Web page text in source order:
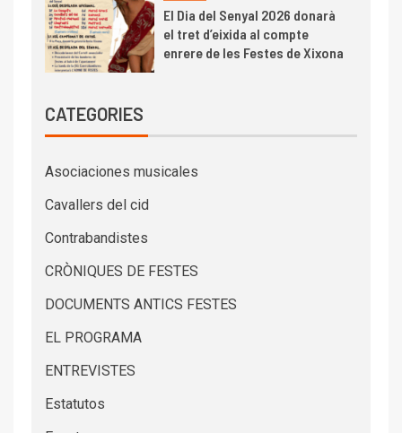
El Dia del Senyal 2026 donarà
el tret d’eixida al compte
enrere de les Festes de Xixona
CATEGORIES
Asociaciones musicales
Cavallers del cid
Contrabandistes
CRÒNIQUES DE FESTES
DOCUMENTS ANTICS FESTES
EL PROGRAMA
ENTREVISTES
Estatutos